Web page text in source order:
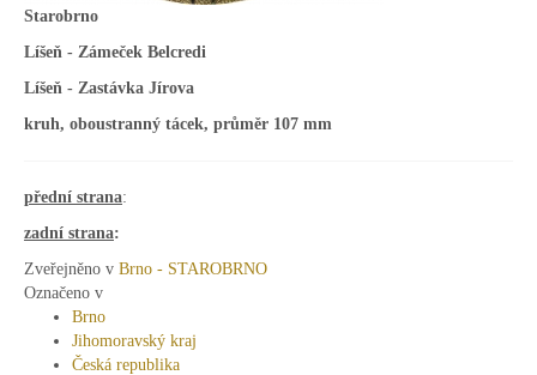
Starobrno
Líšeň - Zámeček Belcredi
Líšeň - Zastávka Jírova
kruh, oboustranný tácek, průměr 107 mm
přední strana:
zadní strana:
Zveřejněno v Brno - STAROBRNO
Označeno v
Brno
Jihomoravský kraj
Česká republika